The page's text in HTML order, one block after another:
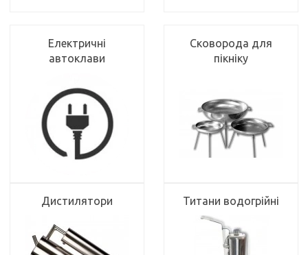
Електричні
автоклави
Сковорода для
пікніку
Дистилятори Титани водогрійні